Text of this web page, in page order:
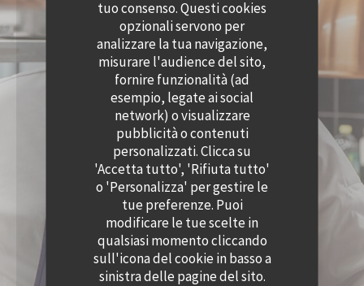
tuo consenso. Questi cookies
opzionali servono per
analizzare la tua navigazione,
misurare l'audience del sito,
fornire funzionalità (ad
esempio, legate ai social
network) o visualizzare
pubblicità o contenuti
personalizzati. Clicca su
'Accetta tutto', 'Rifiuta tutto'
o 'Personalizza' per gestire le
tue preferenze. Puoi
modificare le tue scelte in
qualsiasi momento cliccando
sull'icona del cookie in basso a
sinistra delle pagine del sito.
ZENCHEF((APRE UNA NUOVA FINESTRA))
NOTE LEGALI
((APRE UNA NUOVA FINESTRA))
TERMINI DI UTILIZZO
((APRE UNA NUOVA FINESTRA))
POLITICA DI PROTEZIONE DEI DATI PERSONALI
((APRE UNA NUOVA FINESTRA))
INFORMATIVA SUI COOKIE
ACCESSIBILITA
((APRE UNA NUOVA FINESTRA))